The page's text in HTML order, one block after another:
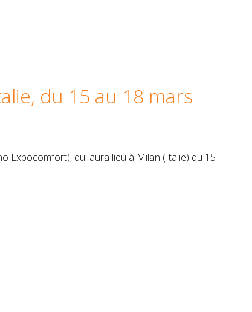
du 15 au 18 mars
Expocomfort), qui aura lieu à Milan (Italie) du 15